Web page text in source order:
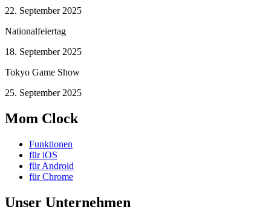
22. September 2025
Nationalfeiertag
18. September 2025
Tokyo Game Show
25. September 2025
Mom Clock
Funktionen
für iOS
für Android
für Chrome
Unser Unternehmen